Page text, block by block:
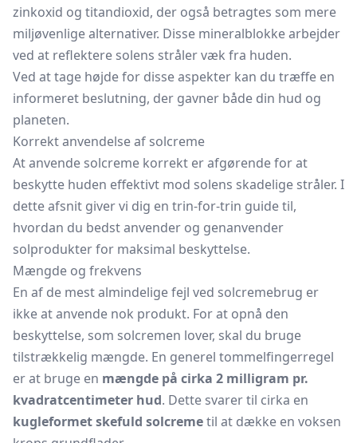
zinkoxid og titandioxid, der også betragtes som mere
miljøvenlige alternativer. Disse mineralblokke arbejder
ved at reflektere solens stråler væk fra huden.
Ved at tage højde for disse aspekter kan du træffe en
informeret beslutning, der gavner både din hud og
planeten.
Korrekt anvendelse af solcreme
At anvende solcreme korrekt er afgørende for at
beskytte huden effektivt mod solens skadelige stråler. I
dette afsnit giver vi dig en trin-for-trin guide til,
hvordan du bedst anvender og genanvender
solprodukter for maksimal beskyttelse.
Mængde og frekvens
En af de mest almindelige fejl ved solcremebrug er
ikke at anvende nok produkt. For at opnå den
beskyttelse, som solcremen lover, skal du bruge
tilstrækkelig mængde. En generel tommelfingerregel
er at bruge en mængde på cirka 2 milligram pr.
kvadratcentimeter hud. Dette svarer til cirka en
kugleformet skefuld solcremetil at dække en voksen